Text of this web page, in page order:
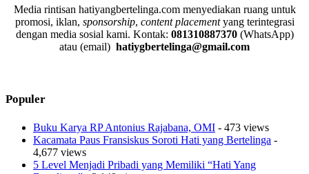
Media rintisan hatiyangbertelinga.com menyediakan ruang untuk
promosi, iklan, sponsorship, content placementyang terintegrasi
dengan media sosial kami. Kontak: 081310887370 (WhatsApp)
atau (email) hatiygbertelinga@gmail.com
Populer
Buku Karya RP Antonius Rajabana, OMI - 473 views
Kacamata Paus Fransiskus Soroti Hati yang Bertelinga -
4,677 views
5 Level Menjadi Pribadi yang Memiliki “Hati Yang